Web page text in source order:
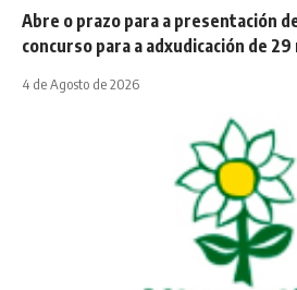
Abre o prazo para a presentación
concurso para a adxudicación de
4 de Agosto de 2026